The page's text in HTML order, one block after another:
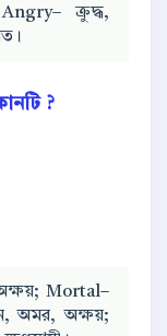
ক্রুদ্ধ,
?
Mortal–
অমর, অক্ষয়;